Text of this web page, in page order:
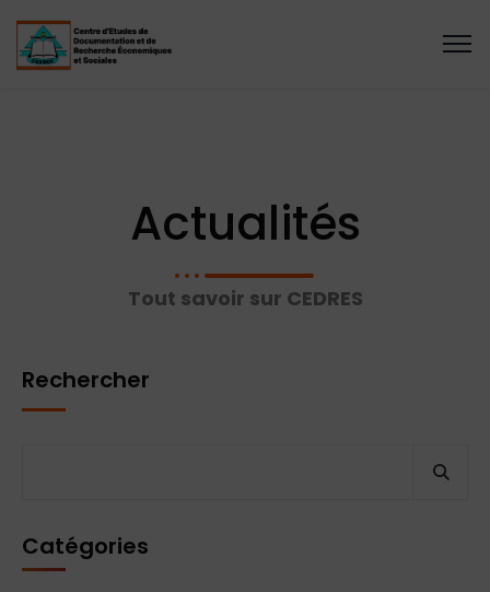
Actualités
Tout savoir sur CEDRES
Rechercher
Catégories